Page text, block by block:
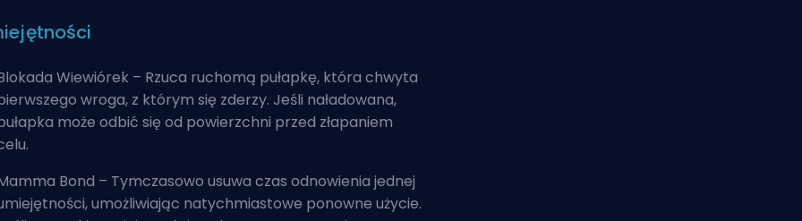
Wiewiórek – Rzuca ruchomą pułapkę, która chwyta
wroga, z którym się zderzy. Jeśli naładowana,
może odbić się od powierzchni przed złapaniem
Bond – Tymczasowo usuwa czas odnowienia jednej
umożliwiając natychmiastowe ponowne użycie.